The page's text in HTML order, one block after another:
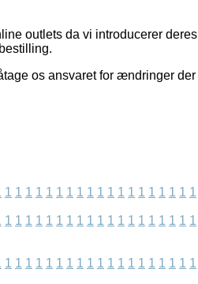
outlets da vi introducerer deres
os ansvaret for ændringer der
1 1 1 1 1 1 1 1 1 1 1 1 1 1 1 1 1 1 1
1 1 1 1 1 1 1 1 1 1 1 1 1 1 1 1 1 1 1
1 1 1 1 1 1 1 1 1 1 1 1 1 1 1 1 1 1 1